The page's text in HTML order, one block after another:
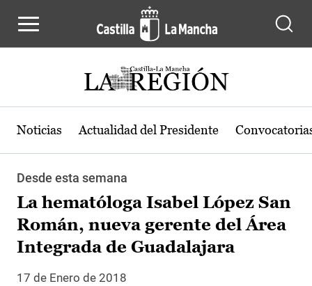
Noticias Actualidad del Presidente
Desde esta semana
La hematóloga Isabel López San
Román, nueva gerente del Área
Integrada de Guadalajara
17 de Enero de 2018